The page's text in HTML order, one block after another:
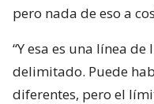
pero nada de eso a
“Y esa es una línea
delimitado. Puede
diferentes, pero el